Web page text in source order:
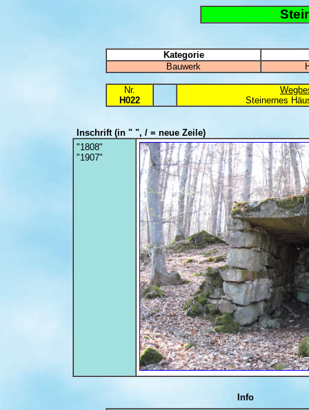
Kategorie
Bauwerk
Nr.
H022
Steinernes
Inschrift(in " ", / = neue Zeile)
"1808"
"1907"
Info